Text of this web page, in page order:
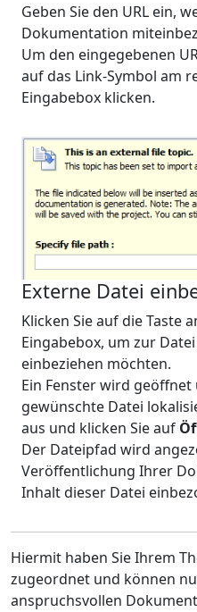
Geben Sie den URL ein,
Dokumentation
Um den eingegebenen
auf das Link-Symbol am
Eingabebox klicken.
Externe Datei
Klicken Sie auf die Taste
Eingabebox, um zur
einbeziehen möchten.
Ein Fenster wird geöffnet
gewünschte Datei
aus und klicken Sie auf
Der Dateipfad wird
Veröffentlichung Ihrer
Inhalt dieser Datei
Hiermit haben Sie Ihrem
zugeordnet und können
anspruchsvollen